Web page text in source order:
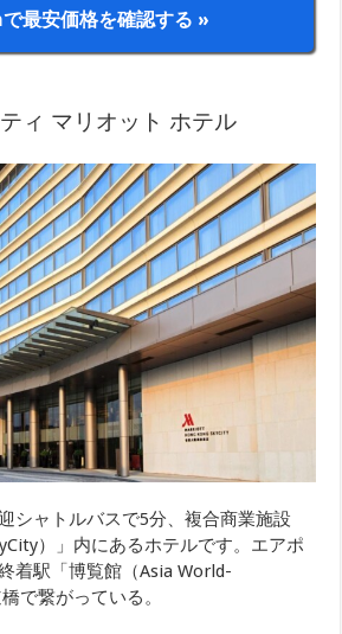
最安価格を確認する »
ィ マリオット ホテル
シャトルバスで5分、複合商業施設
）」内にあるホテルです。エアポ
着駅「博覧館（Asia World-
で繋がっている。